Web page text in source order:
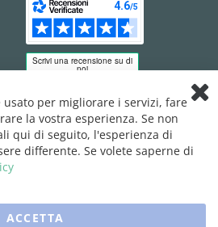
usato per migliorare i servizi, fare
la vostra esperienza. Se non
qui di seguito, l'esperienza di
differente. Se volete saperne di
ACCETTA